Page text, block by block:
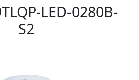
LED-0280B-
S2